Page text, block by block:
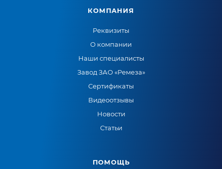
КОМПАНИЯ
Реквизиты
О компании
Наши специалисты
Завод ЗАО «Ремеза»
Сертификаты
Видеоотзывы
Новости
Статьи
ПОМОЩЬ